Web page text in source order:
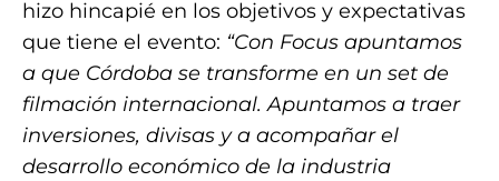
hizo hincapié en los objetivos y expectativas
que tiene el evento: “Con Focus apuntamos
a que Córdoba se transforme en un set de
filmación internacional. Apuntamos a traer
inversiones, divisas y a acompañar el
desarrollo económico de la industria